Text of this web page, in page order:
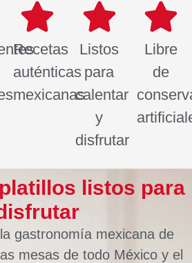
Recetas
auténticas
mexicanas
Listos
para
calentar
y
disfrutar
Libre
de
listos para
gastronomía mexicana de
mesas de todo México y el